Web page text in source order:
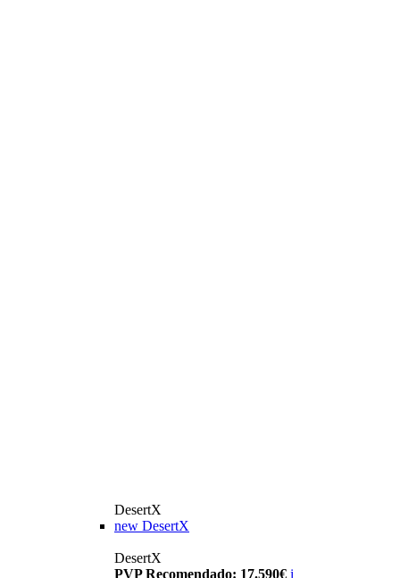
DesertX
new DesertX
DesertX
PVP Recomendado: 17.590€ i